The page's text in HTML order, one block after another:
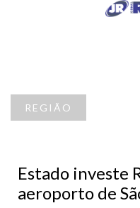
REGIÃO
Estado investe
aeroporto de